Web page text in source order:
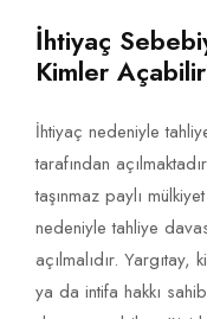
İhtiyaç
Kimler
İhtiyaç nedeniyle
tarafından
taşınmaz paylı
nedeniyle tahliye
açılmalıdır.
ya da intifa hakkı